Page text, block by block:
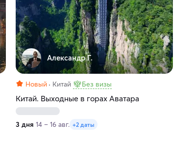
Александр Г.
Новый Китай Без визы
Китай. Выходные в горах Аватара
3 дня 14 – 16 авг. +2 даты